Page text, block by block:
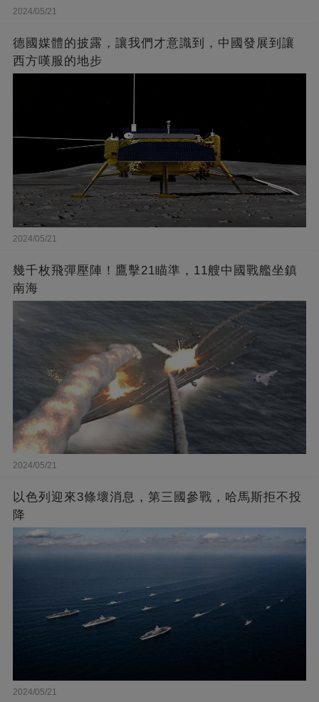
2024/05/21
德國媒體的披露，讓我們才意識到，中國發展到讓
西方嘆服的地步
2024/05/21
幾千枚飛彈壓陣！鷹擊21瞄準，11艘中國戰艦坐鎮
南海
2024/05/21
以色列迎來3條壞消息，第三國參戰，哈馬斯拒不投
降
2024/05/21